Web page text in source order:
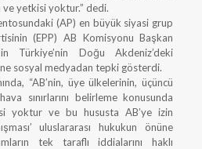
ve yetkisi yoktur.” dedi.
(AP) en büyük siyasi grup
(EPP) AB Komisyonu Başkan
Türkiye’nin Doğu Akdeniz’deki
sosyal medyadan tepki gösterdi.
“AB’nin, üye ülkelerinin, üçüncü
sınırlarını belirleme konusunda
yoktur ve bu hususta AB’ye izin
uluslararası hukukun önüne
tek taraflı iddialarını haklı